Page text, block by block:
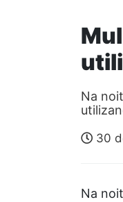
Na
30
Na